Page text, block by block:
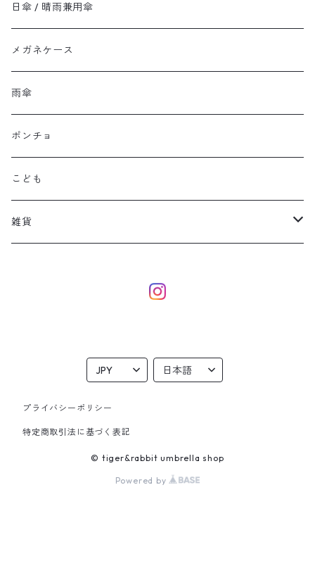
日傘 / 晴雨兼用傘
メガネケース
雨傘
ポンチョ
こども
雑貨
プライバシーポリシー
特定商取引法に基づく表記
© tiger&rabbit umbrella shop
Powered by